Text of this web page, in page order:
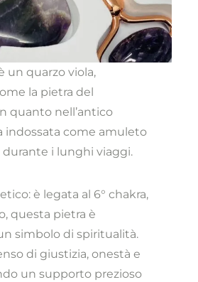
un quarzo viola,
la pietra del
quanto nell’antico
indossata come amuleto
i lunghi viaggi.
è legata al 6° chakra,
questa pietra è
simbolo di spiritualità.
di giustizia, onestà e
un supporto prezioso